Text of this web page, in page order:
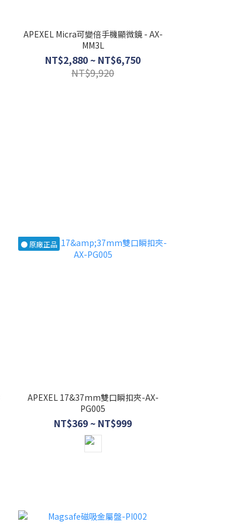
APEXEL Micra可變倍手機顯微鏡 - AX-
MM3L
NT$2,880 ~ NT$6,750
NT$9,920
● 原廠正品
APEXEL 17&37mm雙口瞬扣夾-AX-
PG005
NT$369 ~ NT$999